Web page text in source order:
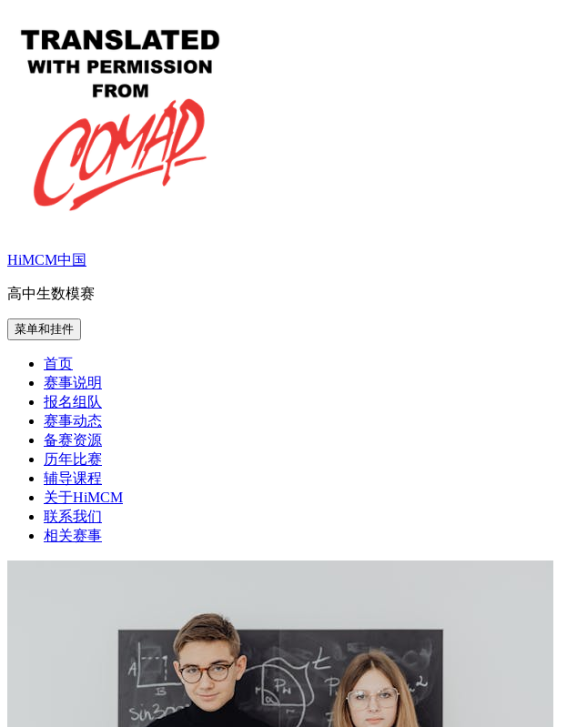
HiMCM中国
高中生数模赛
菜单和挂件
首页
赛事说明
报名组队
赛事动态
备赛资源
历年比赛
辅导课程
关于HiMCM
联系我们
相关赛事